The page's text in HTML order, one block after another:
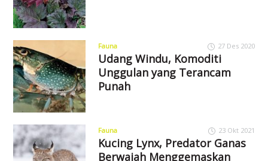
Fauna 27 Des 2020
Udang Windu, Komoditi
Unggulan yang Terancam
Punah
Fauna 23 Okt 2021
Kucing Lynx, Predator Ganas
Berwajah Menggemaskan